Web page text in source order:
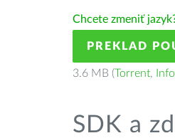
Chcete zmeniť
PREKLAD
3.6 MB (Torrent,
SDK a